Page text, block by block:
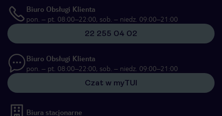
Biuro Obsługi Klienta
pon. – pt. 08:00–22:00, sob. – niedz. 09:00–21:00
22 255 04 02
Biuro Obsługi Klienta
pon. – pt. 08:00–22:00, sob. – niedz. 09:00–21:00
Czat w myTUI
Biura stacjonarne